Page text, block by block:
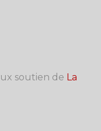
soutien de La